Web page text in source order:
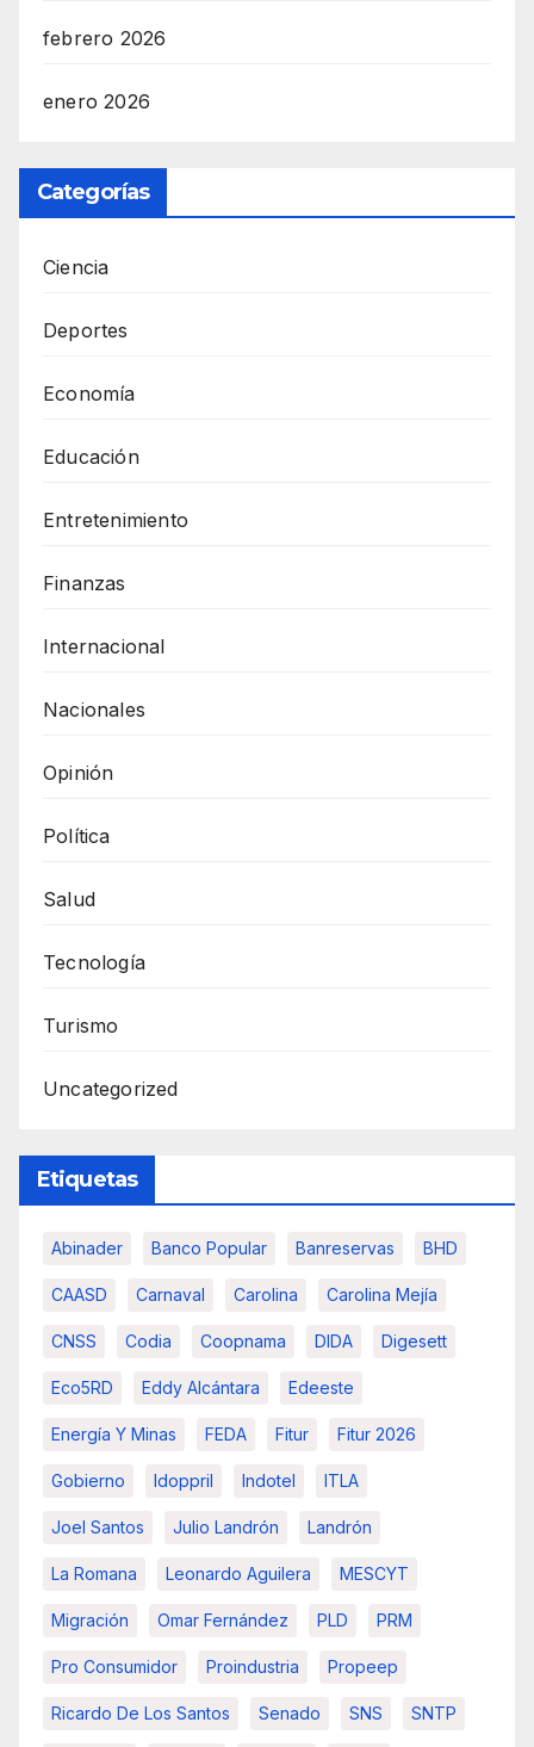
febrero 2026
enero 2026
Categorías
Ciencia
Deportes
Economía
Educación
Entretenimiento
Finanzas
Internacional
Nacionales
Opinión
Política
Salud
Tecnología
Turismo
Uncategorized
Etiquetas
Abinader Banco Popular Banreservas BHD
CAASD Carnaval Carolina Carolina Mejía
CNSS Codia Coopnama DIDA Digesett
Eco5RD Eddy Alcántara Edeeste
Energía Y Minas FEDA Fitur Fitur 2026
Gobierno Idoppril Indotel ITLA
Joel Santos Julio Landrón Landrón
La Romana Leonardo Aguilera MESCYT
Migración Omar Fernández PLD PRM
Pro Consumidor Proindustria Propeep
Ricardo De Los Santos Senado SNS SNTP